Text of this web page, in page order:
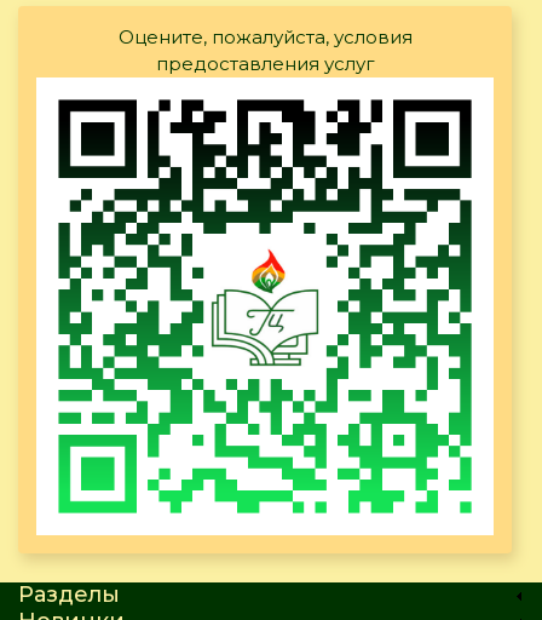
Оцените, пожалуйста, условия
предоставления услуг
Разделы